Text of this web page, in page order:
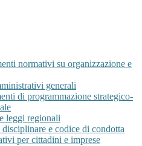
normativi su organizzazione e
generali
di programmazione strategico-
leggi regionali
e codice di condotta
per cittadini e imprese